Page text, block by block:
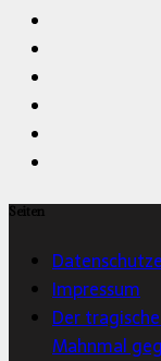
Seiten
Impressum
Der
Mahnmal